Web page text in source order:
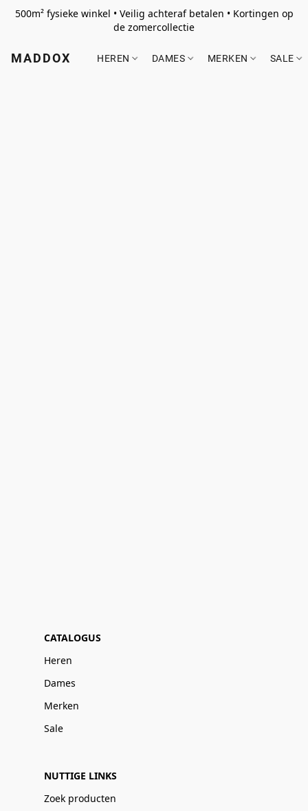
500m² fysieke winkel • Veilig achteraf betalen • Kortingen op
de zomercollectie
MADDOX HEREN DAMES MERKEN SALE
CATALOGUS
Heren
Dames
Merken
Sale
NUTTIGE LINKS
Zoek producten